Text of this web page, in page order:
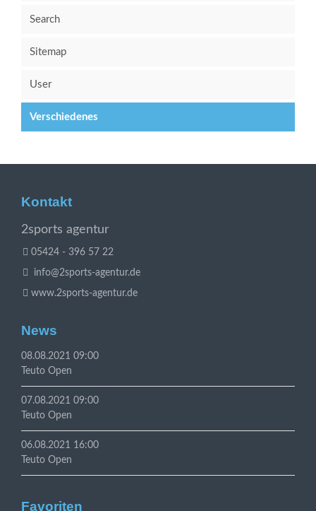
Search
Sitemap
User
Verschiedenes
Kontakt
2sports agentur
05424 - 396 57 22
info@2sports-agentur.de
www.2sports-agentur.de
News
08.08.2021 09:00
Teuto Open
07.08.2021 09:00
Teuto Open
06.08.2021 16:00
Teuto Open
Favoriten